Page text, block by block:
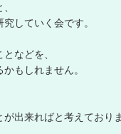
していく会です。
などを、
もしれません。
出来ればと考えており